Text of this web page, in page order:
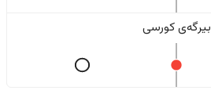
بیرگەی کورسی